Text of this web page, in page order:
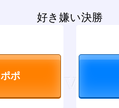
好き嫌い決勝